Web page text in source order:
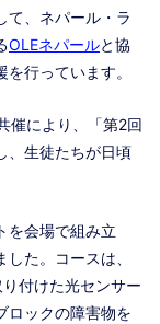
て、ネパール・ラ
OLEネパールと協
行っています。
催により、「第2回
、生徒たちが日頃
を会場で組み立
た。コースは、
付けた光センサー
ロックの障害物を